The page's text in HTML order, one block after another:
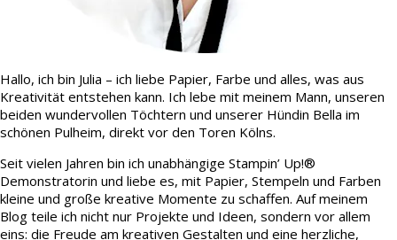
Hallo, ich bin Julia – ich liebe Papier, Farbe und alles, was aus
Kreativität entstehen kann. Ich lebe mit meinem Mann, unseren
beiden wundervollen Töchtern und unserer Hündin Bella im
schönen Pulheim, direkt vor den Toren Kölns.
Seit vielen Jahren bin ich unabhängige Stampin’ Up!®
Demonstratorin und liebe es, mit Papier, Stempeln und Farben
kleine und große kreative Momente zu schaffen. Auf meinem
Blog teile ich nicht nur Projekte und Ideen, sondern vor allem
eins: die Freude am kreativen Gestalten und eine herzliche,